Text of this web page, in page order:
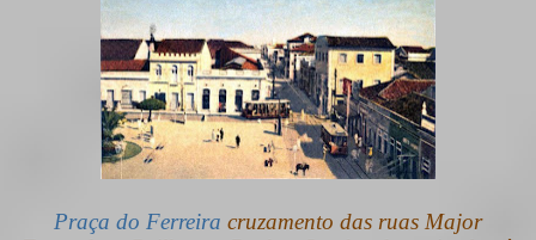
Praça do Ferreira cruzamento das ruas Major